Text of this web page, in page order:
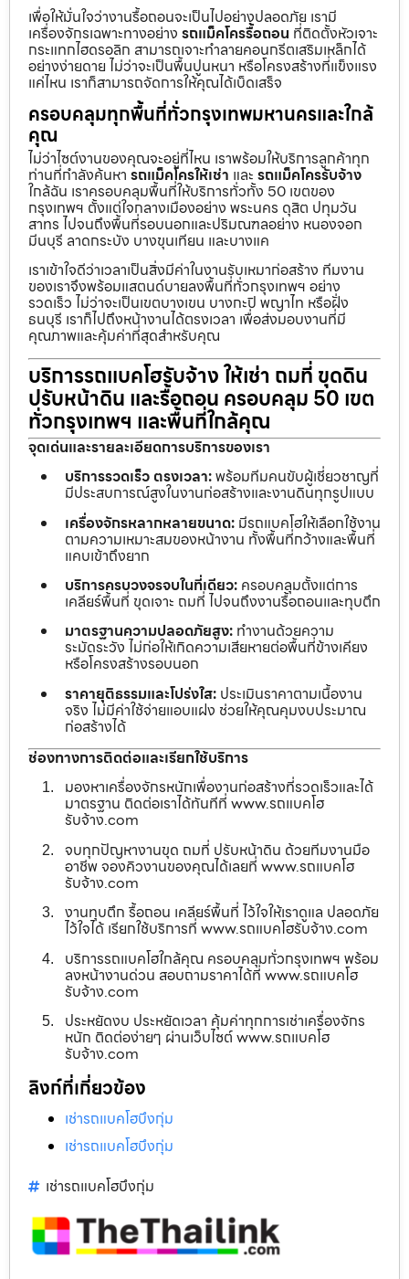
เพื่อให้มั่นใจว่างานรื้อถอนจะเป็นไปอย่างปลอดภัย เรามี
เครื่องจักรเฉพาะทางอย่าง รถแม็คโครรื้อถอน ที่ติดตั้งหัวเจาะ
กระแทกไฮดรอลิก สามารถเจาะทำลายคอนกรีตเสริมเหล็กได้
อย่างง่ายดาย ไม่ว่าจะเป็นพื้นปูนหนา หรือโครงสร้างที่แข็งแรง
แค่ไหน เราก็สามารถจัดการให้คุณได้เบ็ดเสร็จ
ครอบคลุมทุกพื้นที่ทั่วกรุงเทพมหานครและใกล้
คุณ
ไม่ว่าไซต์งานของคุณจะอยู่ที่ไหน เราพร้อมให้บริการลูกค้าทุก
ท่านที่กำลังค้นหา รถแม็คโครให้เช่า และ รถแม็คโครรับจ้าง
ใกล้ฉัน เราครอบคลุมพื้นที่ให้บริการทั่วทั้ง 50 เขตของ
กรุงเทพฯ ตั้งแต่ใจกลางเมืองอย่าง พระนคร ดุสิต ปทุมวัน
สาทร ไปจนถึงพื้นที่รอบนอกและปริมณฑลอย่าง หนองจอก
มีนบุรี ลาดกระบัง บางขุนเทียน และบางแค
เราเข้าใจดีว่าเวลาเป็นสิ่งมีค่าในงานรับเหมาก่อสร้าง ทีมงาน
ของเราจึงพร้อมแสตนด์บายลงพื้นที่ทั่วกรุงเทพฯ อย่าง
รวดเร็ว ไม่ว่าจะเป็นเขตบางเขน บางกะปิ พญาไท หรือฝั่ง
ธนบุรี เราก็ไปถึงหน้างานได้ตรงเวลา เพื่อส่งมอบงานที่มี
คุณภาพและคุ้มค่าที่สุดสำหรับคุณ
บริการรถแบคโฮรับจ้าง ให้เช่า ถมที่ ขุดดิน
ปรับหน้าดิน และรื้อถอน ครอบคลุม 50 เขต
ทั่วกรุงเทพฯ และพื้นที่ใกล้คุณ
จุดเด่นและรายละเอียดการบริการของเรา
บริการรวดเร็ว ตรงเวลา:พร้อมทีมคนขับผู้เชี่ยวชาญที่
มีประสบการณ์สูงในงานก่อสร้างและงานดินทุกรูปแบบ
เครื่องจักรหลากหลายขนาด: มีรถแบคโฮให้เลือกใช้งาน
ตามความเหมาะสมของหน้างาน ทั้งพื้นที่กว้างและพื้นที่
แคบเข้าถึงยาก
บริการครบวงจรจบในที่เดียว: ครอบคลุมตั้งแต่การ
เคลียร์พื้นที่ ขุดเจาะ ถมที่ ไปจนถึงงานรื้อถอนและทุบตึก
มาตรฐานความปลอดภัยสูง: ทำงานด้วยความ
ระมัดระวัง ไม่ก่อให้เกิดความเสียหายต่อพื้นที่ข้างเคียง
หรือโครงสร้างรอบนอก
ราคายุติธรรมและโปร่งใส: ประเมินราคาตามเนื้องาน
จริง ไม่มีค่าใช้จ่ายแอบแฝง ช่วยให้คุณคุมงบประมาณ
ก่อสร้างได้
ช่องทางการติดต่อและเรียกใช้บริการ
มองหาเครื่องจักรหนักเพื่องานก่อสร้างที่รวดเร็วและได้
มาตรฐาน ติดต่อเราได้ทันทีที่ www.รถแบคโฮ
รับจ้าง.com
จบทุกปัญหางานขุด ถมที่ ปรับหน้าดิน ด้วยทีมงานมือ
อาชีพ จองคิวงานของคุณได้เลยที่ www.รถแบคโฮ
รับจ้าง.com
งานทุบตึก รื้อถอน เคลียร์พื้นที่ ไว้ใจให้เราดูแล ปลอดภัย
ไว้ใจได้ เรียกใช้บริการที่ www.รถแบคโฮรับจ้าง.com
บริการรถแบคโฮใกล้คุณ ครอบคลุมทั่วกรุงเทพฯ พร้อม
ลงหน้างานด่วน สอบถามราคาได้ที่ www.รถแบคโฮ
รับจ้าง.com
ประหยัดงบ ประหยัดเวลา คุ้มค่าทุกการเช่าเครื่องจักร
หนัก ติดต่อง่ายๆ ผ่านเว็บไซต์ www.รถแบคโฮ
รับจ้าง.com
ลิงก์ที่เกี่ยวข้อง
เช่ารถแบคโฮบึงกุ่ม
เช่ารถแบคโฮบึงกุ่ม
เช่ารถแบคโฮบึงกุ่ม